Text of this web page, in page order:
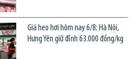
Giá heo hơi hôm nay 6/8: Hà Nội,
Hưng Yên giữ đỉnh 63.000 đồng/kg